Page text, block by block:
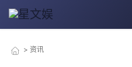
> 资讯